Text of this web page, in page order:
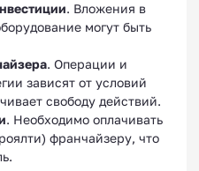
. Вложения в
могут быть
. Операции и
зависят от условий
свободу действий.
. Необходимо оплачивать
франчайзеру, что